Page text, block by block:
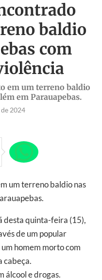
baldio
com
em um terreno baldio
em Parauapebas.
2024
um terreno baldio nas
desta quinta-feira (15),
de um popular
homem morto com
cabeça.
álcool e drogas.